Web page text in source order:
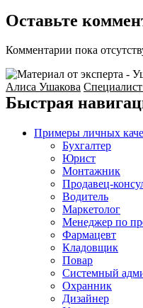
Оставьте
Комментарии пока
Алиса Ушакова
Быстрая
Примеры личных
Бухгалтер
Юрист
Монтажник
Продавец-
Водитель
Маркетолог
Менеджер по
Фармацевт
Кладовщик
Повар
Системный
Охранник
Дизайнер